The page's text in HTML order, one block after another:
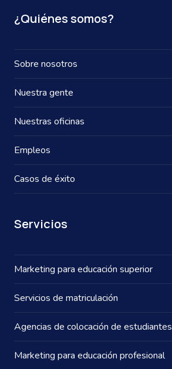
¿Quiénes somos?
Sobre nosotros
Nuestra gente
Nuestras oficinas
Empleos
Casos de éxito
Servicios
Marketing para educación superior
Servicios de matriculación
Agencias de colocación de estudiantes
Marketing para educación profesional